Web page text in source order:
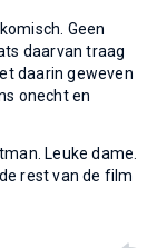
Geen
daarvan traag
daarin geweven
onecht en
Leuke dame.
rest van de film